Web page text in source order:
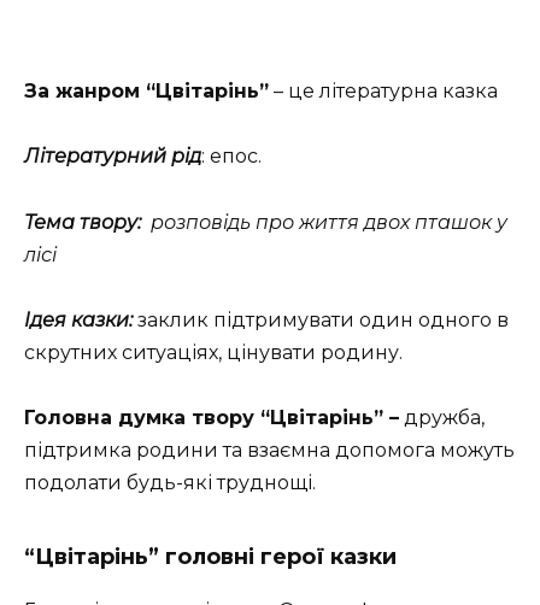
За жанром “Цвітарінь” – це літературна казка
Літературний рід: епос.
Тема твору: розповідь про життя двох пташок у
лісі
Ідея казки:заклик підтримувати один одного в
скрутних ситуаціях, цінувати родину.
Головна думка твору “Цвітарінь” – дружба,
підтримка родини та взаємна допомога можуть
подолати будь-які труднощі.
“Цвітарінь” головні герої казки